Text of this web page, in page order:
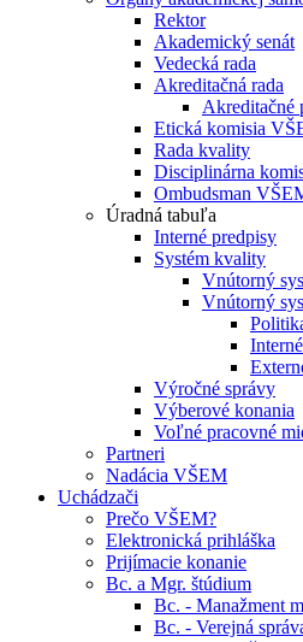
Rektor
Akademický senát
Vedecká rada
Akreditačná rada
Akreditačné
Etická komisia
Rada kvality
Disciplinárna
Ombudsman
Úradná tabuľa
Interné predpisy
Systém kvality
Vnútorný
Vnútorný
Výročné správy
Výberové konania
Voľné pracovné
Partneri
Nadácia VŠEM
Uchádzači
Prečo VŠEM?
Elektronická prihláška
Prijímacie konanie
Bc. a Mgr. štúdium
Bc. - Manažment
Bc. - Verejná